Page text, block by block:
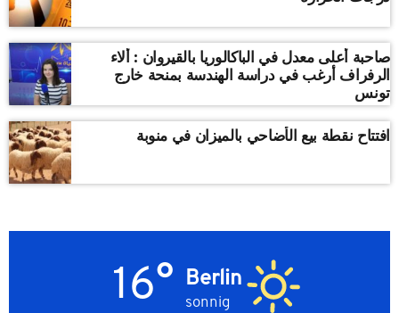
صاحبة أعلى معدل في الباكالوريا بالقيروان : ألاء
الرفراف أرغب في دراسة الهندسة بمنحة خارج
تونس
افتتاح نقطة بيع الأضاحي بالميزان في منوبة
Berlin
sonnig
16°